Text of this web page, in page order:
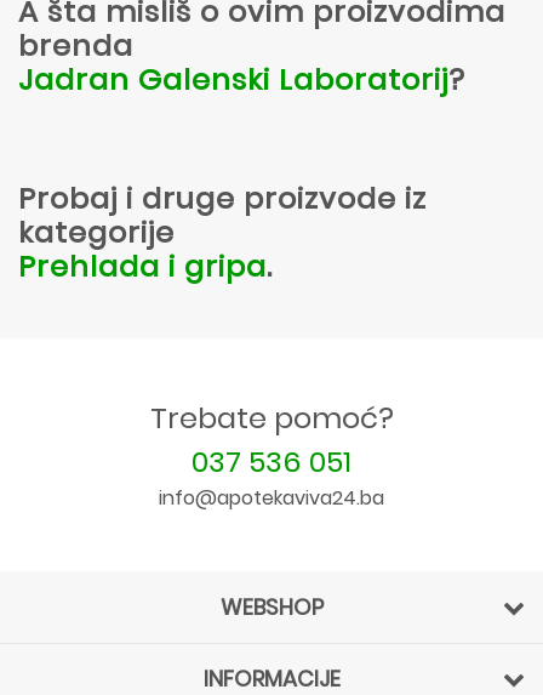
A šta misliš o ovim proizvodima
brenda
Jadran Galenski Laboratorij?
Probaj i druge proizvode iz
kategorije
Prehlada i gripa.
Trebate pomoć?
037 536 051
info@apotekaviva24.ba
WEBSHOP
INFORMACIJE